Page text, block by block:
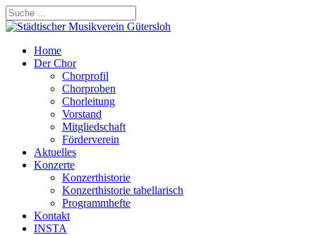
Skip
to
content
Close
search
Menu
Home
Der Chor
Chorprofil
Chorproben
Chorleitung
Vorstand
Mitgliedschaft
Förderverein
Aktuelles
Konzerte
Konzerthistorie
Konzerthistorie tabellarisch
Programmhefte
Kontakt
INSTA